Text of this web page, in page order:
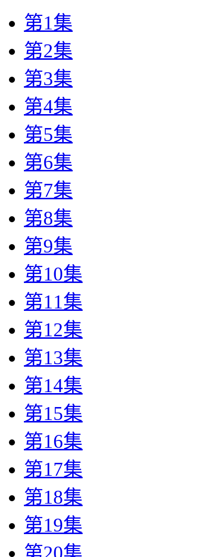
第1集
第2集
第3集
第4集
第5集
第6集
第7集
第8集
第9集
第10集
第11集
第12集
第13集
第14集
第15集
第16集
第17集
第18集
第19集
第20集